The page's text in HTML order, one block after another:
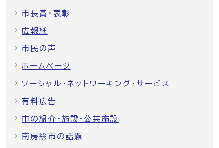
市長賞・表彰
広報紙
市民の声
ホームページ
ソーシャル・ネットワーキング・サービス
有料広告
市の紹介・施設・公共施設
南房総市の話題